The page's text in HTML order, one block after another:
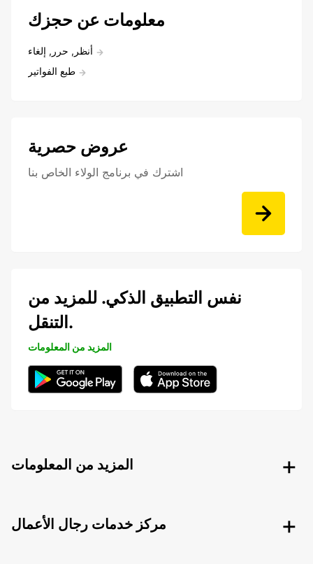
معلومات عن حجزك
أنظر, حرر, إلغاء
طبع الفواتير
عروض حصرية
اشترك في برنامج الولاء الخاص بنا
نفس التطبيق الذكي. للمزيد من
التنقل.
المزيد من المعلومات
المزيد من المعلومات
مركز خدمات رجال الأعمال